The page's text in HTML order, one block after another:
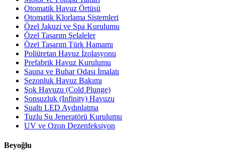
Otomatik Havuz Örtüsü
Otomatik Klorlama Sistemleri
Özel Jakuzi ve Spa Kurulumu
Özel Tasarım Şelaleler
Özel Tasarım Türk Hamamı
Poliüretan Havuz İzolasyonu
Prefabrik Havuz Kurulumu
Sauna ve Buhar Odası İmalatı
Sezonluk Havuz Bakımı
Şok Havuzu (Cold Plunge)
Sonsuzluk (Infinity) Havuzu
Sualtı LED Aydınlatma
Tuzlu Su Jeneratörü Kurulumu
UV ve Ozon Dezenfeksiyon
Beyoğlu